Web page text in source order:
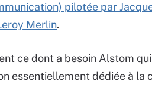
pilotée par
Merlin.
ce dont a besoin Alstom
essentiellement dédiée à la